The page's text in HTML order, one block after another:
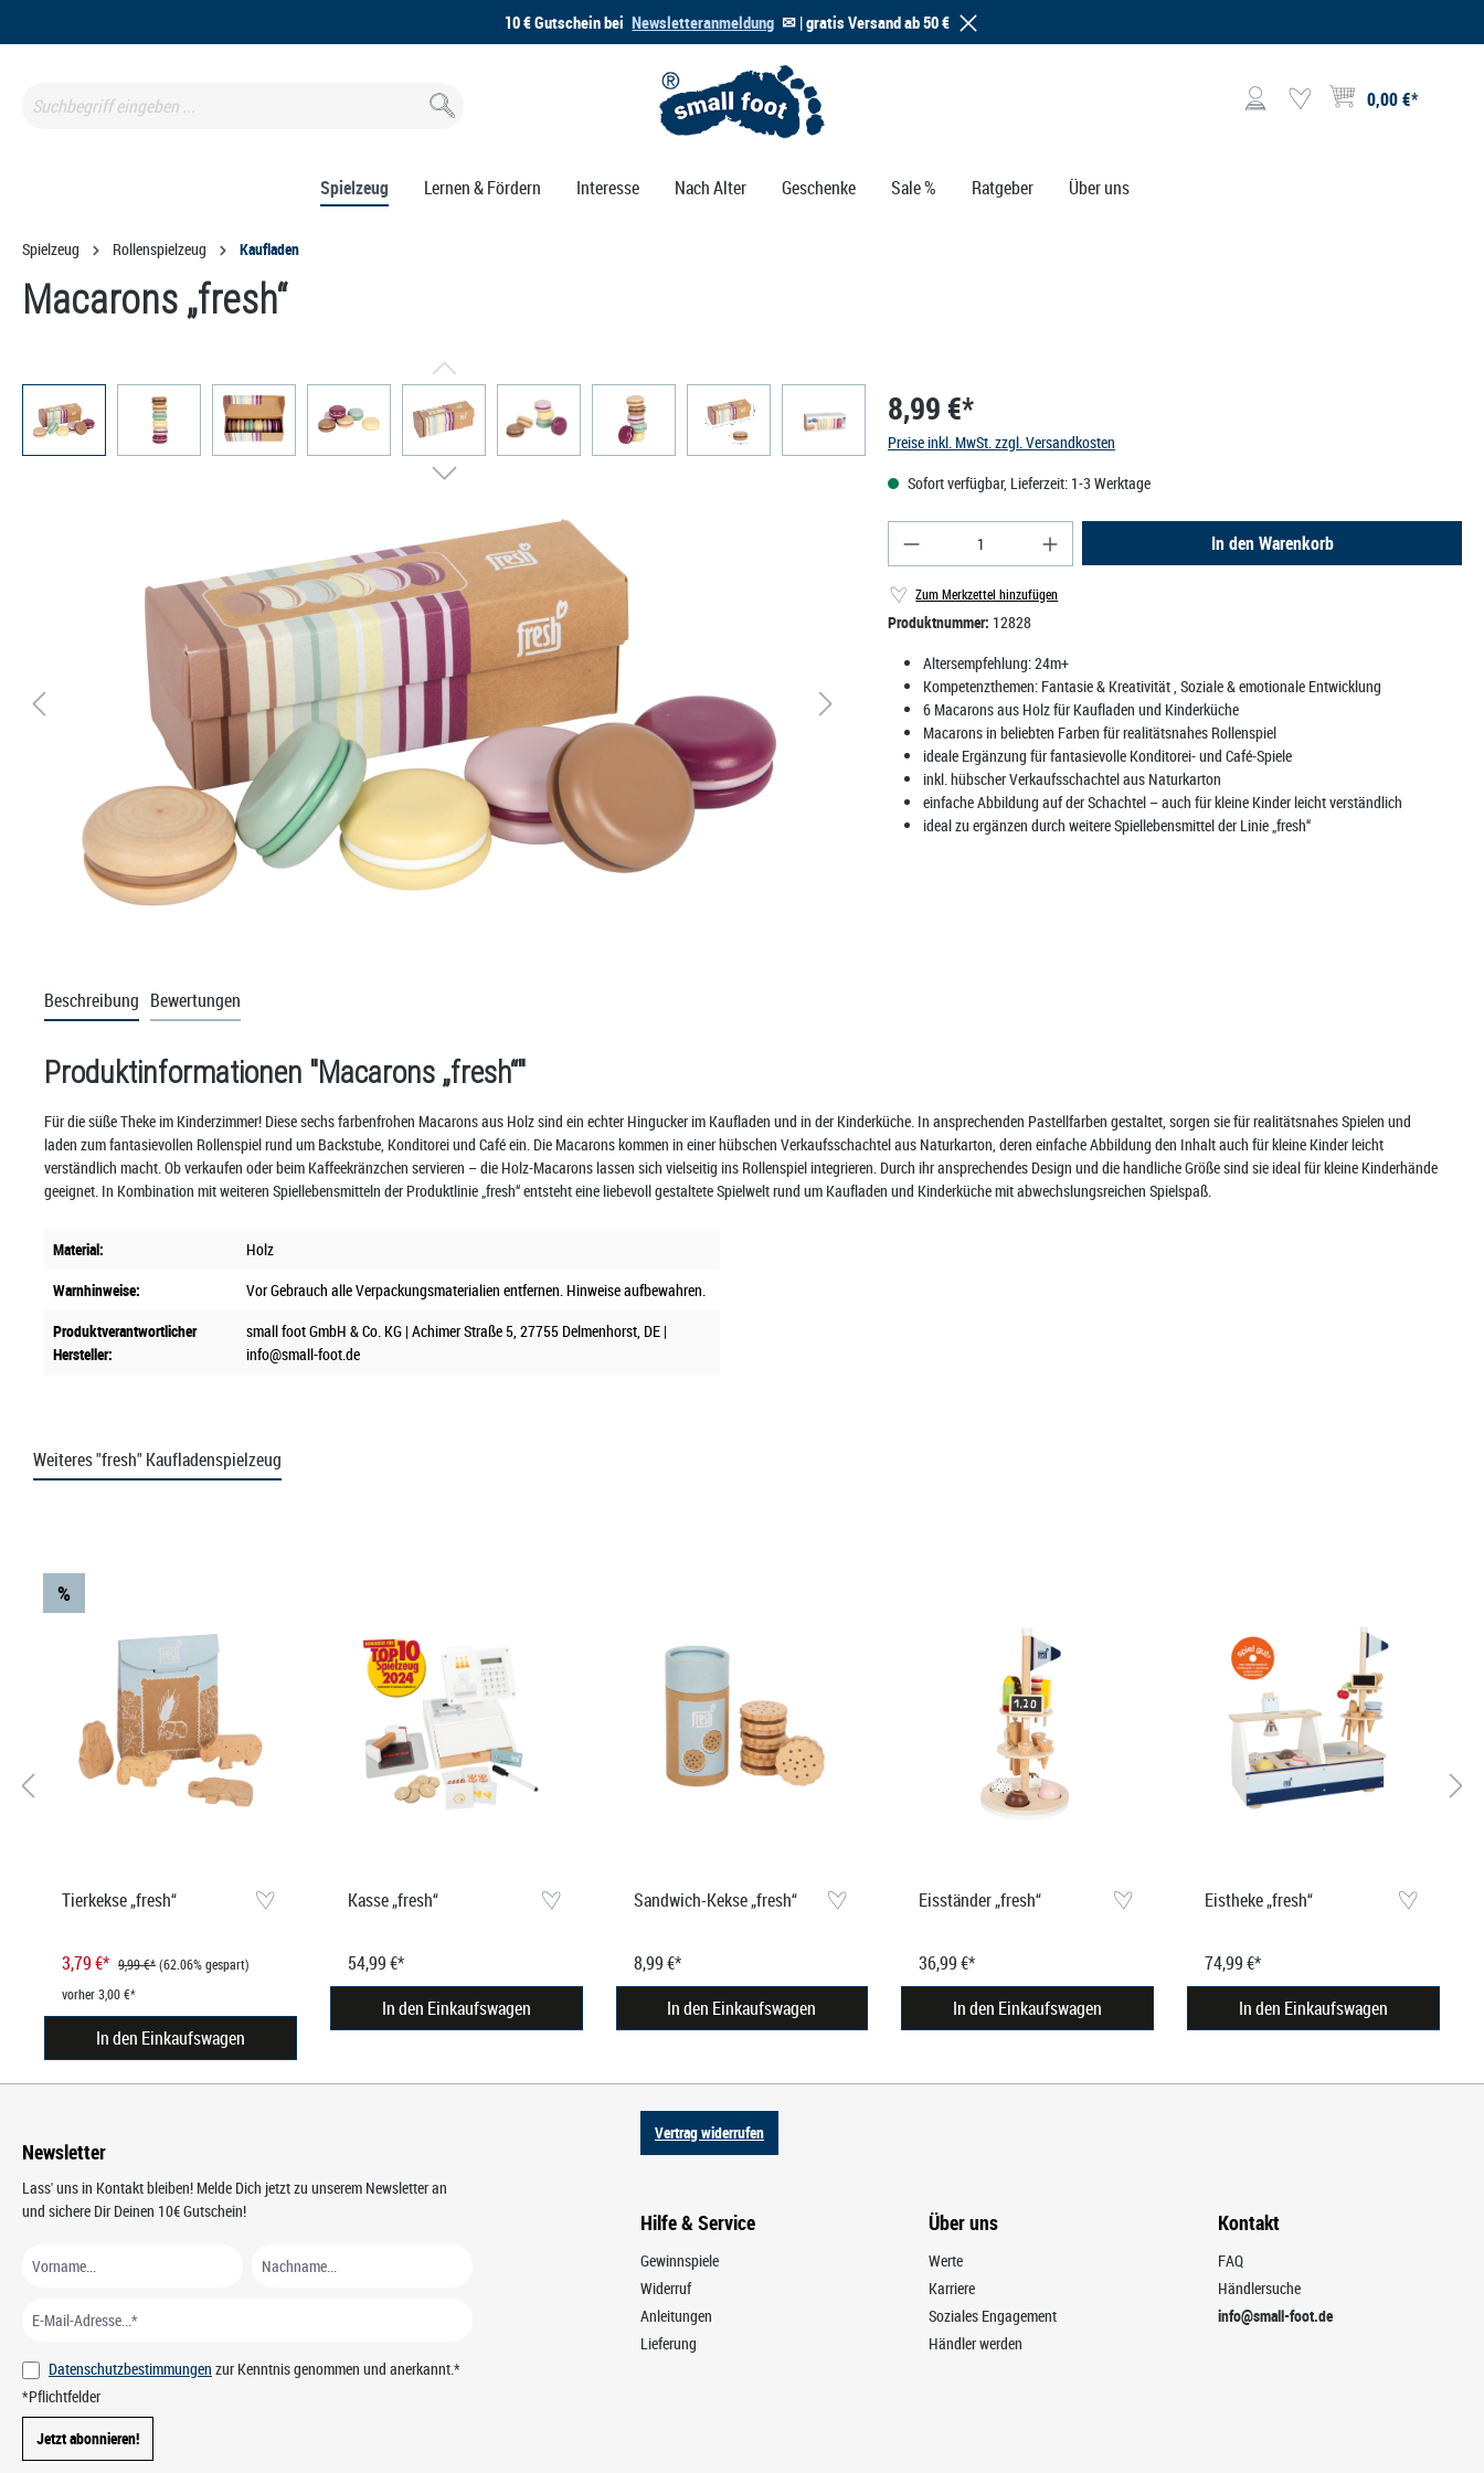
10 € Gutschein bei Newsletteranmeldung ✉ | gratis Versand ab 50 €
0,00 €*
Warenkorb enthält 0
Spielzeug Lernen & Fördern Interesse Nach Alter Geschenke Sale % Ratgeber Über uns
Spielzeug Rollenspielzeug Kaufladen
Macarons „fresh“
Bildergalerie überspringen 8,99 €*
Preise inkl. MwSt. zzgl. Versandkosten
Sofort verfügbar, Lieferzeit: 1-3 Werktage
Produkt Anzahl: Gib den gewünschten Wert ein oder
In den Warenkorb
Zum Merkzettel hinzufügen
Produktnummer: 12828
Altersempfehlung:24m+
Kompetenzthemen: Fantasie & Kreativität , Soziale & emotionale Entwicklung
6 Macarons aus Holz für Kaufladen und Kinderküche
Macarons in beliebten Farben für realitätsnahes Rollenspiel
ideale Ergänzung für fantasievolle Konditorei- und Café-Spiele
inkl. hübscher Verkaufsschachtel aus Naturkarton
einfache Abbildung auf der Schachtel – auch für kleine Kinder leicht verständlich
ideal zu ergänzen durch weitere Spiellebensmittel der Linie „fresh“
Beschreibung Bewertungen
Produktinformationen "Macarons „fresh“"
Für die süße Theke im Kinderzimmer! Diese sechs farbenfrohen Macarons aus Holz sind ein echter Hingucker im Kaufladen und in der Kinderküche. In ansprechenden Pastellfarben gestaltet, sorgen sie für realitätsnahes Spielen und
laden zum fantasievollen Rollenspiel rund um Backstube, Konditorei und Café ein. Die Macarons kommen in einer hübschen Verkaufsschachtel aus Naturkarton, deren einfache Abbildung den Inhalt auch für kleine Kinder leicht
verständlich macht. Ob verkaufen oder beim Kaffeekränzchen servieren – die Holz-Macarons lassen sich vielseitig ins Rollenspiel integrieren. Durch ihr ansprechendes Design und die handliche Größe sind sie ideal für kleine Kinderhände
geeignet. In Kombination mit weiteren Spiellebensmitteln der Produktlinie „fresh“ entsteht eine liebevoll gestaltete Spielwelt rund um Kaufladen und Kinderküche mit abwechslungsreichen Spielspaß.
Material:
Holz
Warnhinweise:
Vor Gebrauch alle Verpackungsmaterialien entfernen. Hinweise aufbewahren.
Produktverantwortlicher
Hersteller:
small foot GmbH & Co. KG | Achimer Straße 5, 27755 Delmenhorst, DE |
info@small-foot.de
Weiteres "fresh" Kaufladenspielzeug
%
Tierkekse „fresh“
3,79 €* 9,99 €*(62.06% gespart)
vorher 3,00 €*
In den Einkaufswagen
Kasse „fresh“
54,99 €*
In den Einkaufswagen
Sandwich-Kekse „fresh“
8,99 €*
In den Einkaufswagen
Eisständer „fresh“
36,99 €*
In den Einkaufswagen
Eistheke „fresh“
74,99 €*
In den Einkaufswagen
Newsletter
Lass' uns in Kontakt bleiben! Melde Dich jetzt zu unserem Newsletter an
und sichere Dir Deinen 10€ Gutschein!
Datenschutzbestimmungen zur Kenntnis genommen und anerkannt.*
*Pflichtfelder
Jetzt abonnieren!
Vertrag widerrufen
Hilfe & Service
Gewinnspiele
Widerruf
Anleitungen
Lieferung
Über uns
Werte
Karriere
Soziales Engagement
Händler werden
Kontakt
FAQ
Händlersuche
info@small-foot.de